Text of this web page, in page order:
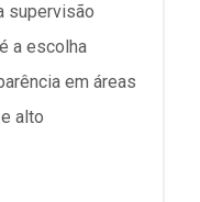
supervisão
a escolha
em áreas
alto